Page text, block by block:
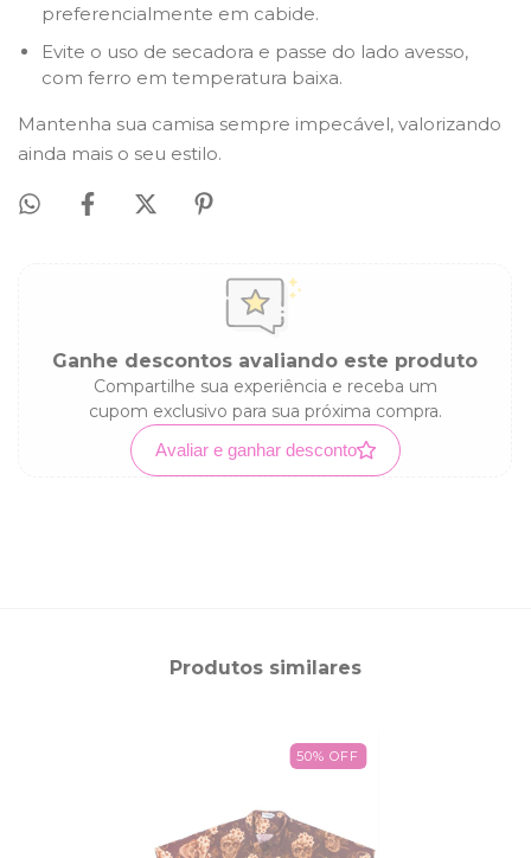
preferencialmente em cabide.
Evite o uso de secadora e passe do lado avesso,
com ferro em temperatura baixa.
Mantenha sua camisa sempre impecável, valorizando
ainda mais o seu estilo.
Ganhe descontos avaliando este produto
Compartilhe sua experiência e receba um
cupom exclusivo para sua próxima compra.
Avaliar e ganhar desconto
Produtos similares
50%OFF